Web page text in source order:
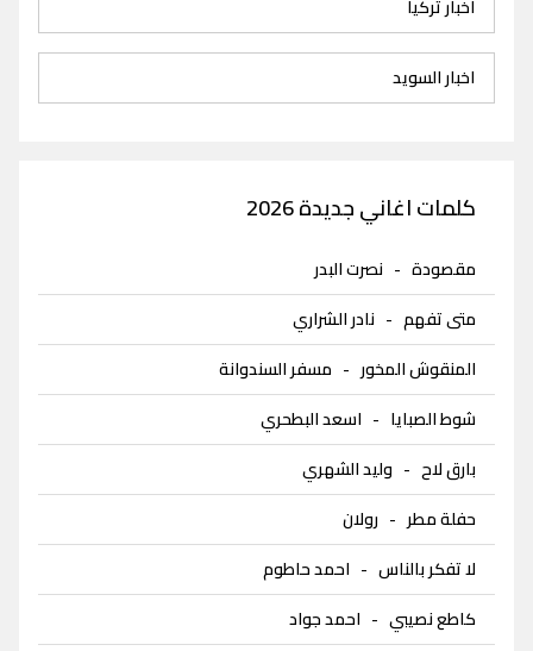
اخبار تركيا
اخبار السويد
كلمات اغاني جديدة 2026
مقصودة - نصرت البدر
متى تفهم - نادر الشراري
المنقوش المخور - مسفر السندوانة
شوط الصبايا - اسعد البطحري
بارق لاح - وليد الشهري
حفلة مطر - رولان
لا تفكر بالناس - احمد حاطوم
كاطع نصيبي - احمد جواد